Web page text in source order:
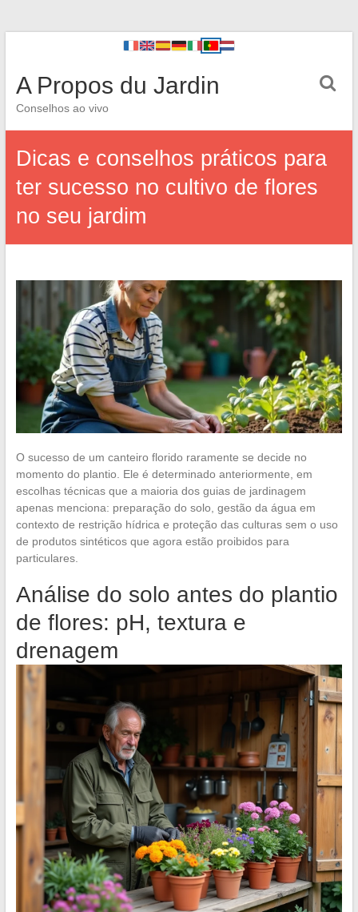
A Propos du Jardin
Conselhos ao vivo
Dicas e conselhos práticos para
ter sucesso no cultivo de flores
no seu jardim
O sucesso de um canteiro florido raramente se decide no
momento do plantio. Ele é determinado anteriormente, em
escolhas técnicas que a maioria dos guias de jardinagem
apenas menciona: preparação do solo, gestão da água em
contexto de restrição hídrica e proteção das culturas sem o uso
de produtos sintéticos que agora estão proibidos para
particulares.
Análise do solo antes do plantio
de flores: pH, textura e
drenagem